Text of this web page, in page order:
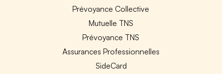
Prévoyance Collective
Mutuelle TNS
Prévoyance TNS
Assurances Professionnelles
SideCard